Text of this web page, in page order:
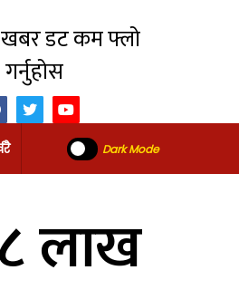
डट कम फ्लो
गर्नुहोस
Dark Mode
लाख